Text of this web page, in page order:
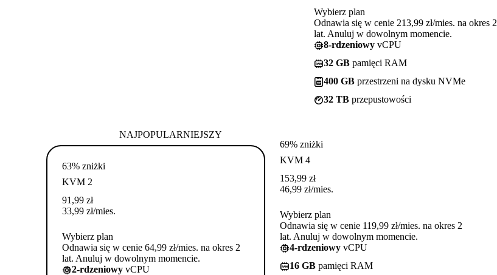
Wybierz plan
Odnawia się w cenie 213,99 zł/mies. na okres 2
lat. Anuluj w dowolnym momencie.
8-rdzeniowy vCPU
32 GB pamięci RAM
400 GB przestrzeni na dysku NVMe
32 TB przepustowości
NAJPOPULARNIEJSZY
63% zniżki
KVM 2
91,99 zł
33,99 zł/mies.
Wybierz plan
Odnawia się w cenie 64,99 zł/mies. na okres 2
lat. Anuluj w dowolnym momencie.
2-rdzeniowy vCPU
69% zniżki
KVM 4
153,99 zł
46,99 zł/mies.
Wybierz plan
Odnawia się w cenie 119,99 zł/mies. na okres 2
lat. Anuluj w dowolnym momencie.
4-rdzeniowy vCPU
16 GB pamięci RAM